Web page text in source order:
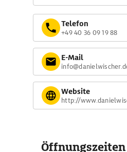
Telefon
+49 40 36 09 19 88
E-Mail
Website
http://
Öffnungszeiten